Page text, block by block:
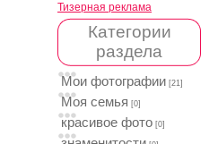
Тизерная реклама
Категории
раздела
Мои фотографии [21]
Моя семья [0]
красивое фото [0]